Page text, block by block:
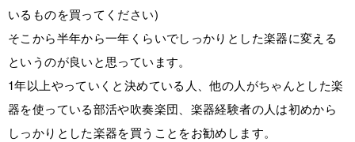
いるものを買ってください)
そこから半年から一年くらいでしっかりとした楽器に変える
というのが良いと思っています。
1年以上やっていくと決めている人、他の人がちゃんとした楽
器を使っている部活や吹奏楽団、楽器経験者の人は初めから
しっかりとした楽器を買うことをお勧めします。